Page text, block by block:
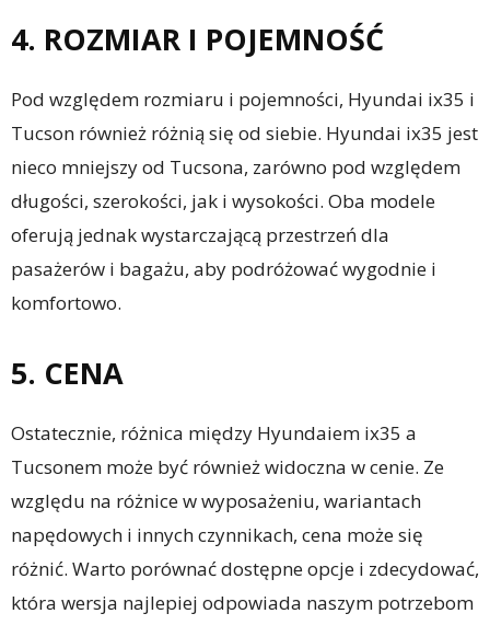
4. ROZMIAR I POJEMNOŚĆ
Pod względem rozmiaru i pojemności, Hyundai ix35 i
Tucson również różnią się od siebie. Hyundai ix35 jest
nieco mniejszy od Tucsona, zarówno pod względem
długości, szerokości, jak i wysokości. Oba modele
oferują jednak wystarczającą przestrzeń dla
pasażerów i bagażu, aby podróżować wygodnie i
komfortowo.
5. CENA
Ostatecznie, różnica między Hyundaiem ix35 a
Tucsonem może być również widoczna w cenie. Ze
względu na różnice w wyposażeniu, wariantach
napędowych i innych czynnikach, cena może się
różnić. Warto porównać dostępne opcje i zdecydować,
która wersja najlepiej odpowiada naszym potrzebom